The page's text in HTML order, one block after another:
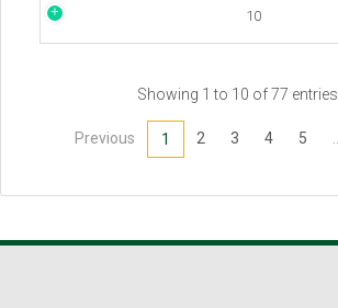
10
Showing 1 to 10 of 77 entries
Previous 1 2 3 4 5